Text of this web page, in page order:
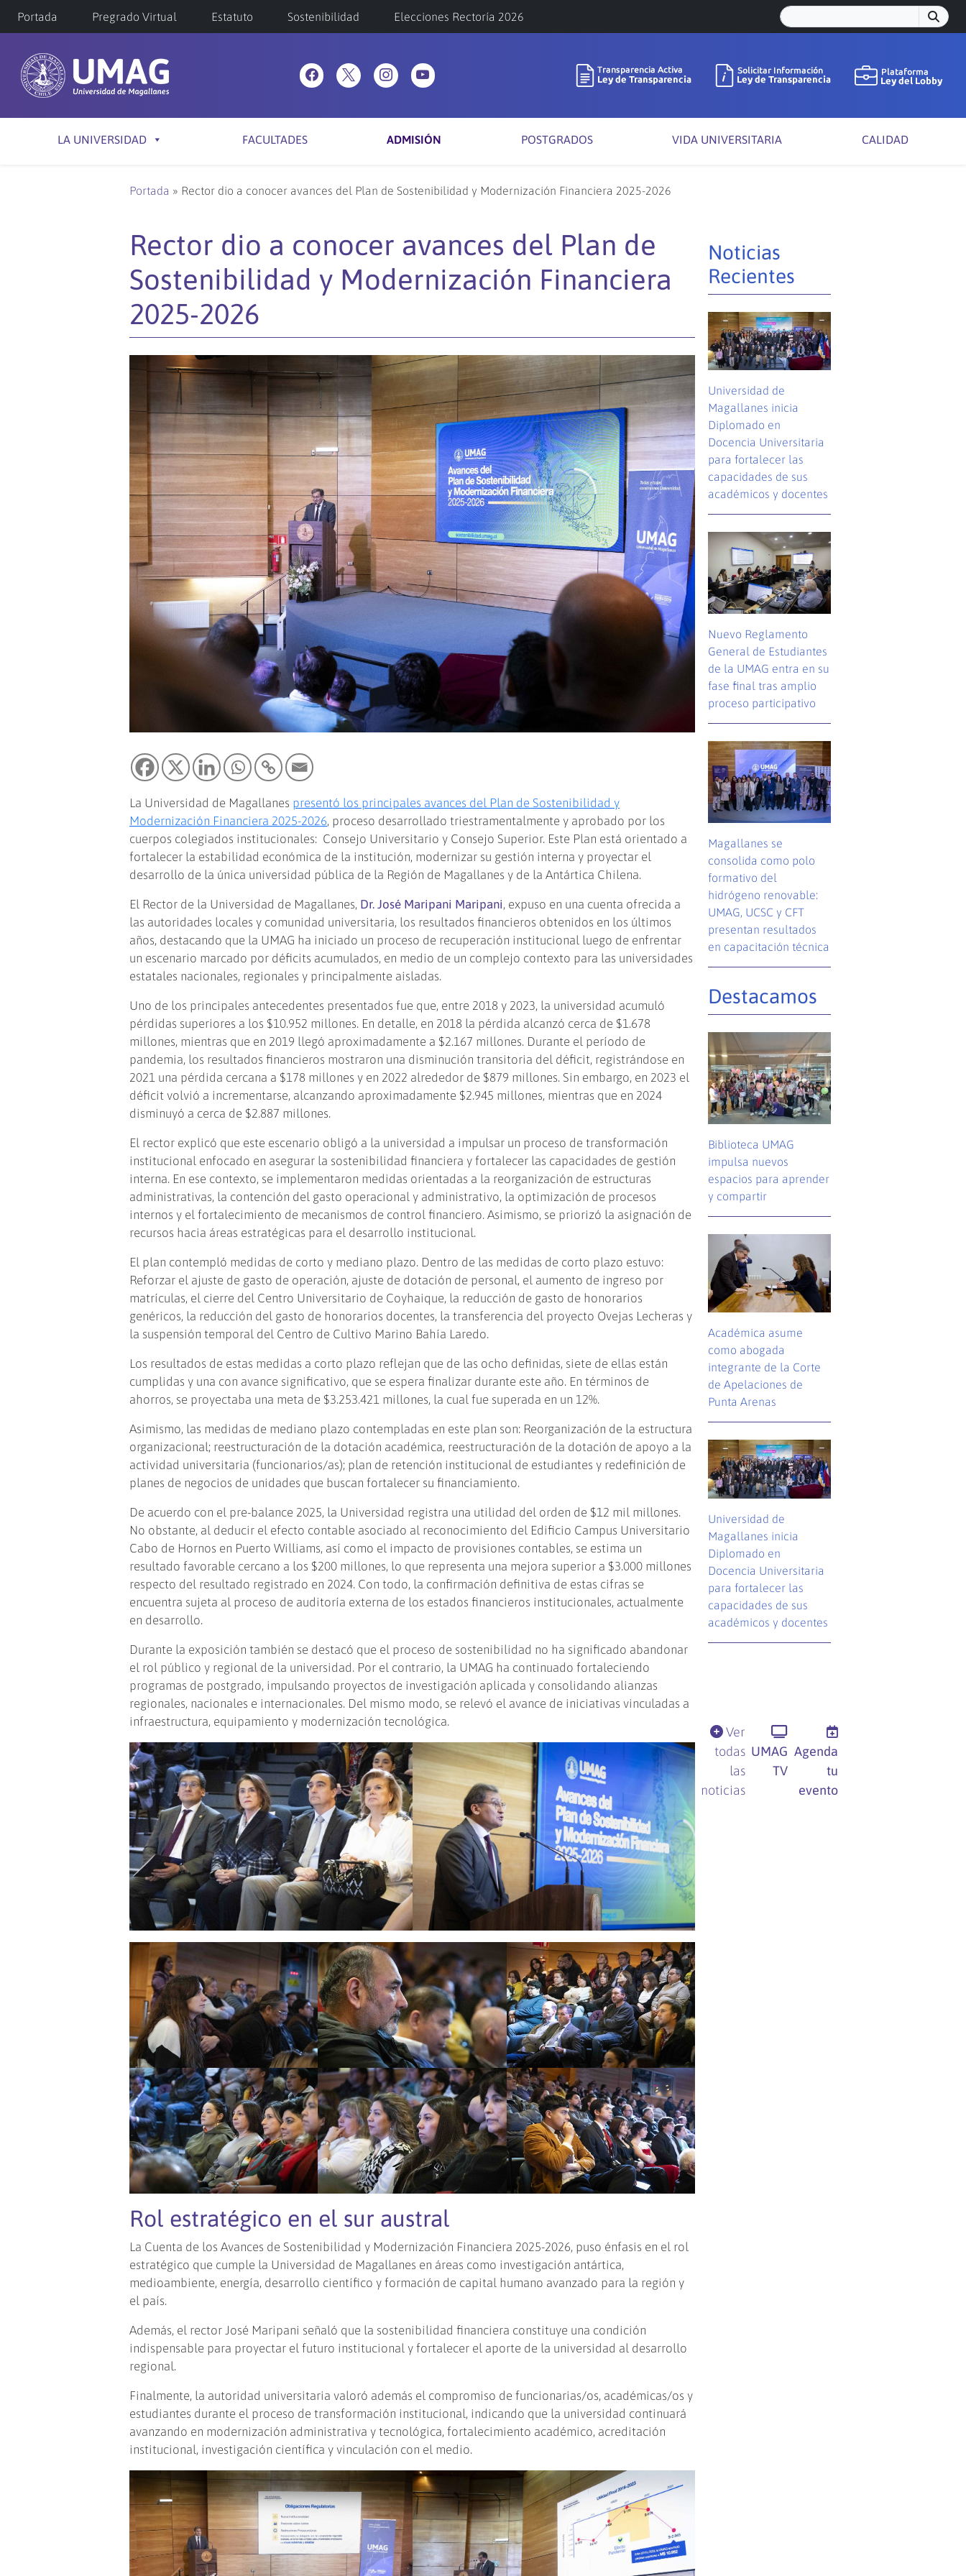
Portada Pregrado Virtual Estatuto Sostenibilidad Elecciones Rectoría 2026
LA UNIVERSIDAD FACULTADES ADMISIÓN POSTGRADOS VIDA UNIVERSITARIA CALIDAD
Portada » Rector dio a conocer avances del Plan de Sostenibilidad y Modernización Financiera 2025-2026
Rector dio a conocer avances del Plan de
Sostenibilidad y Modernización Financiera
2025-2026
La Universidad de Magallanes presentó los principales avances del Plan de Sostenibilidad y
Modernización Financiera 2025-2026, proceso desarrollado triestramentalmente y aprobado por los
cuerpos colegiados institucionales: Consejo Universitario y Consejo Superior. Este Plan está orientado a
fortalecer la estabilidad económica de la institución, modernizar su gestión interna y proyectar el
desarrollo de la única universidad pública de la Región de Magallanes y de la Antártica Chilena.
El Rector de la Universidad de Magallanes, Dr. José Maripani Maripani, expuso en una cuenta ofrecida a
las autoridades locales y comunidad universitaria, los resultados financieros obtenidos en los últimos
años, destacando que la UMAG ha iniciado un proceso de recuperación institucional luego de enfrentar
un escenario marcado por déficits acumulados, en medio de un complejo contexto para las universidades
estatales nacionales, regionales y principalmente aisladas.
Uno de los principales antecedentes presentados fue que, entre 2018 y 2023, la universidad acumuló
pérdidas superiores a los $10.952 millones. En detalle, en 2018 la pérdida alcanzó cerca de $1.678
millones, mientras que en 2019 llegó aproximadamente a $2.167 millones. Durante el período de
pandemia, los resultados financieros mostraron una disminución transitoria del déficit, registrándose en
2021 una pérdida cercana a $178 millones y en 2022 alrededor de $879 millones. Sin embargo, en 2023 el
déficit volvió a incrementarse, alcanzando aproximadamente $2.945 millones, mientras que en 2024
disminuyó a cerca de $2.887 millones.
El rector explicó que este escenario obligó a la universidad a impulsar un proceso de transformación
institucional enfocado en asegurar la sostenibilidad financiera y fortalecer las capacidades de gestión
interna. En ese contexto, se implementaron medidas orientadas a la reorganización de estructuras
administrativas, la contención del gasto operacional y administrativo, la optimización de procesos
internos y el fortalecimiento de mecanismos de control financiero. Asimismo, se priorizó la asignación de
recursos hacia áreas estratégicas para el desarrollo institucional.
El plan contempló medidas de corto y mediano plazo. Dentro de las medidas de corto plazo estuvo:
Reforzar el ajuste de gasto de operación, ajuste de dotación de personal, el aumento de ingreso por
matrículas, el cierre del Centro Universitario de Coyhaique, la reducción de gasto de honorarios
genéricos, la reducción del gasto de honorarios docentes, la transferencia del proyecto Ovejas Lecheras y
la suspensión temporal del Centro de Cultivo Marino Bahía Laredo.
Los resultados de estas medidas a corto plazo reflejan que de las ocho definidas, siete de ellas están
cumplidas y una con avance significativo, que se espera finalizar durante este año. En términos de
ahorros, se proyectaba una meta de $3.253.421 millones, la cual fue superada en un 12%.
Asimismo, las medidas de mediano plazo contempladas en este plan son: Reorganización de la estructura
organizacional; reestructuración de la dotación académica, reestructuración de la dotación de apoyo a la
actividad universitaria (funcionarios/as); plan de retención institucional de estudiantes y redefinición de
planes de negocios de unidades que buscan fortalecer su financiamiento.
De acuerdo con el pre-balance 2025, la Universidad registra una utilidad del orden de $12 mil millones.
No obstante, al deducir el efecto contable asociado al reconocimiento del Edificio Campus Universitario
Cabo de Hornos en Puerto Williams, así como el impacto de provisiones contables, se estima un
resultado favorable cercano a los $200 millones, lo que representa una mejora superior a $3.000 millones
respecto del resultado registrado en 2024. Con todo, la confirmación definitiva de estas cifras se
encuentra sujeta al proceso de auditoría externa de los estados financieros institucionales, actualmente
en desarrollo.
Durante la exposición también se destacó que el proceso de sostenibilidad no ha significado abandonar
el rol público y regional de la universidad. Por el contrario, la UMAG ha continuado fortaleciendo
programas de postgrado, impulsando proyectos de investigación aplicada y consolidando alianzas
regionales, nacionales e internacionales. Del mismo modo, se relevó el avance de iniciativas vinculadas a
infraestructura, equipamiento y modernización tecnológica.
Rol estratégico en el sur austral
La Cuenta de los Avances de Sostenibilidad y Modernización Financiera 2025-2026, puso énfasis en el rol
estratégico que cumple la Universidad de Magallanes en áreas como investigación antártica,
medioambiente, energía, desarrollo científico y formación de capital humano avanzado para la región y
el país.
Además, el rector José Maripani señaló que la sostenibilidad financiera constituye una condición
indispensable para proyectar el futuro institucional y fortalecer el aporte de la universidad al desarrollo
regional.
Finalmente, la autoridad universitaria valoró además el compromiso de funcionarias/os, académicas/os y
estudiantes durante el proceso de transformación institucional, indicando que la universidad continuará
avanzando en modernización administrativa y tecnológica, fortalecimiento académico, acreditación
institucional, investigación científica y vinculación con el medio.
Noticias
Recientes
Universidad de
Magallanes inicia
Diplomado en
Docencia Universitaria
para fortalecer las
capacidades de sus
académicos y docentes
Nuevo Reglamento
General de Estudiantes
de la UMAG entra en su
fase final tras amplio
proceso participativo
Magallanes se
consolida como polo
formativo del
hidrógeno renovable:
UMAG, UCSC y CFT
presentan resultados
en capacitación técnica
Destacamos
Biblioteca UMAG
impulsa nuevos
espacios para aprender
y compartir
Académica asume
como abogada
integrante de la Corte
de Apelaciones de
Punta Arenas
Universidad de
Magallanes inicia
Diplomado en
Docencia Universitaria
para fortalecer las
capacidades de sus
académicos y docentes
Ver
todas
las
noticias
UMAG
TV
Agenda
tu
evento